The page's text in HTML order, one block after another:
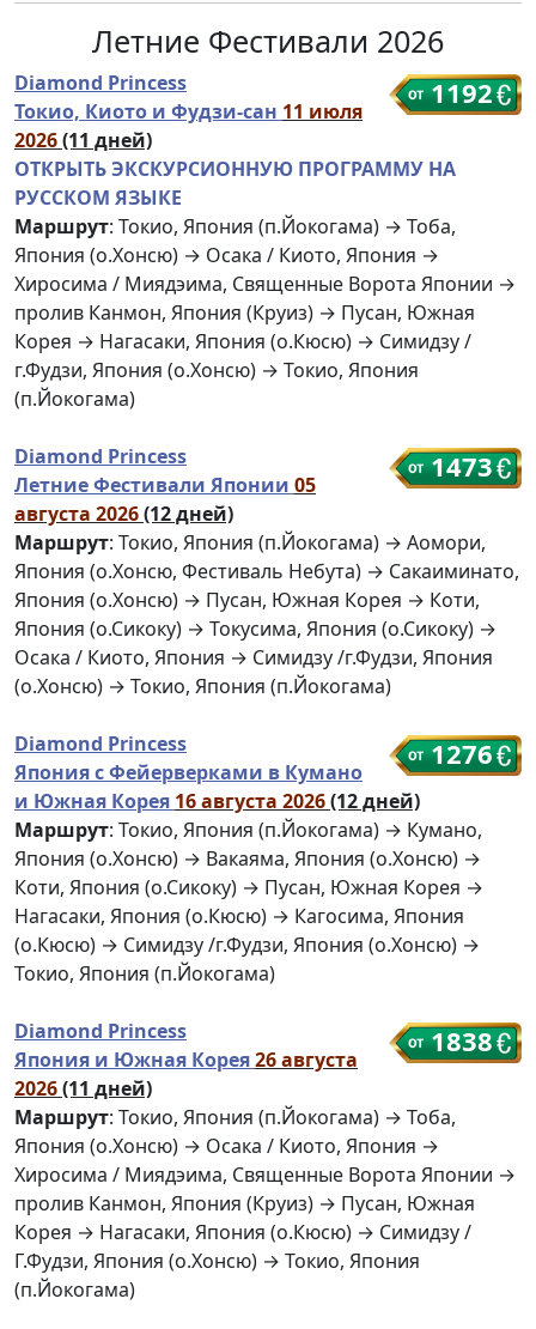
Летние Фестивали 2026
1192
Diamond Princess
Токио, Киото и Фудзи-сан 11 июля
2026(11 дней)
ОТКРЫТЬ ЭКСКУРСИОННУЮ ПРОГРАММУ НА
РУССКОМ ЯЗЫКЕ
Маршрут: Токио, Япония (п.Йокогама) → Тоба,
Япония (о.Хонсю) → Осака / Киото, Япония →
Хиросима / Миядэима, Священные Ворота Японии →
пролив Канмон, Япония (Круиз) → Пусан, Южная
Корея → Нагасаки, Япония (о.Кюсю) → Симидзу /
г.Фудзи, Япония (о.Хонсю) → Токио, Япония
(п.Йокогама)
1473
Diamond Princess
Летние Фестивали Японии 05
августа 2026(12 дней)
Маршрут: Токио, Япония (п.Йокогама) → Аомори,
Япония (о.Хонсю, Фестиваль Небута) → Сакаиминато,
Япония (о.Хонсю) → Пусан, Южная Корея → Коти,
Япония (о.Сикоку) → Токусима, Япония (о.Сикоку) →
Осака / Киото, Япония → Симидзу /г.Фудзи, Япония
(о.Хонсю) → Токио, Япония (п.Йокогама)
1276
Diamond Princess
Япония с Фейерверками в Кумано
и Южная Корея 16 августа 2026(12 дней)
Маршрут: Токио, Япония (п.Йокогама) → Кумано,
Япония (о.Хонсю) → Вакаяма, Япония (о.Хонсю) →
Коти, Япония (о.Сикоку) → Пусан, Южная Корея →
Нагасаки, Япония (о.Кюсю) → Кагосима, Япония
(о.Кюсю) → Симидзу /г.Фудзи, Япония (о.Хонсю) →
Токио, Япония (п.Йокогама)
1838
Diamond Princess
Япония и Южная Корея26 августа
2026(11 дней)
Маршрут: Токио, Япония (п.Йокогама) → Тоба,
Япония (о.Хонсю) → Осака / Киото, Япония →
Хиросима / Миядэима, Священные Ворота Японии →
пролив Канмон, Япония (Круиз) → Пусан, Южная
Корея → Нагасаки, Япония (о.Кюсю) → Симидзу /
Г.Фудзи, Япония (о.Хонсю) → Токио, Япония
(п.Йокогама)